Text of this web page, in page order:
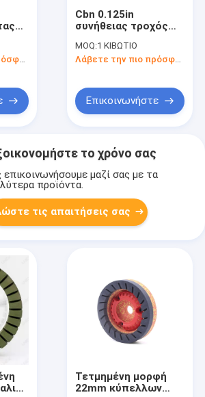
Λάβετε την πιο πρόσφατη τιμή
Cbn 0.125in
συνήθειας τροχός
για τη στίλβωση Pcd
MOQ:1 ΚΙΒΩΤΙΟ
Επικοινωνήστε
το χρόνο σας
επικοινωνήσουμε μαζί σας με τα
προϊόντα.
τις απαιτήσεις σας
Τετμημένη μορφή
22mm κύπελλων